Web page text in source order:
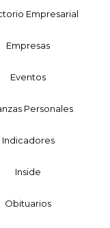
Empresarial
Empresas
Eventos
Personales
Indicadores
Inside
Obituarios